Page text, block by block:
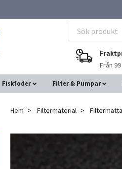
Från
Fiskfoder Filter & Pumpar
Hem Filtermaterial